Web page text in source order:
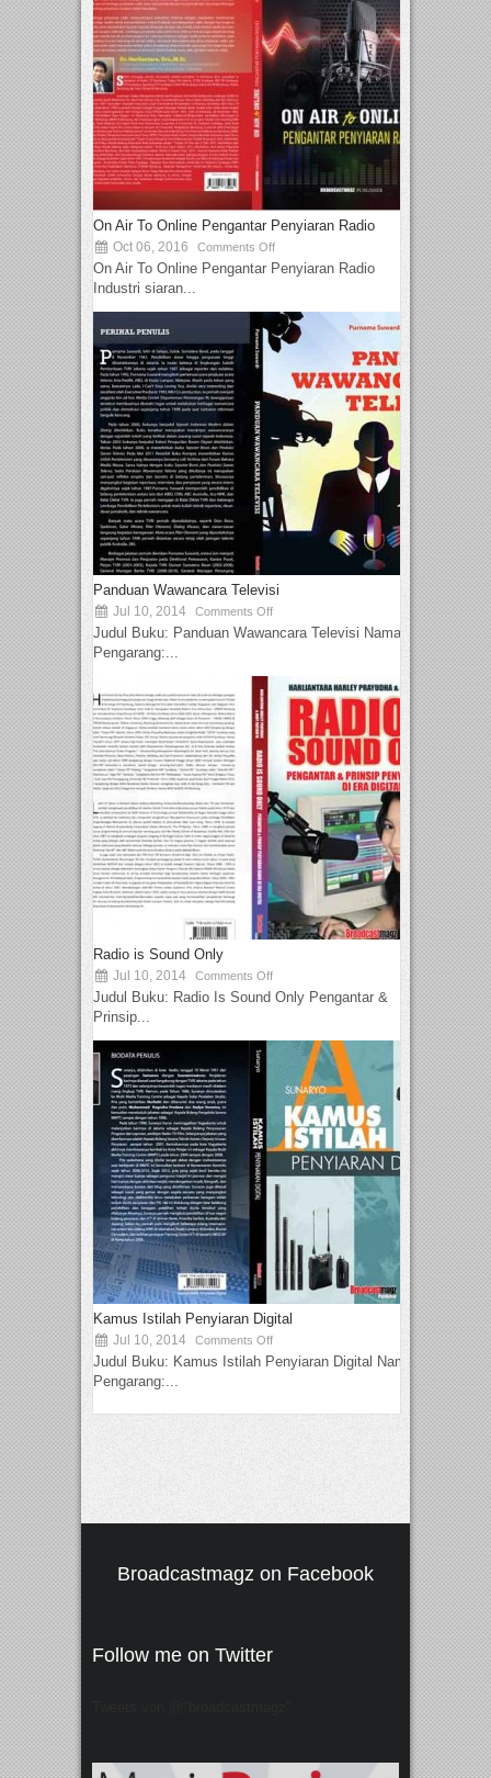
On Air To Online Pengantar Penyiaran Radio
Oct 06, 2016 Comments Off
On Air To Online Pengantar Penyiaran Radio
Industri siaran...
Panduan Wawancara Televisi
Jul 10, 2014 Comments Off
Judul Buku: Panduan Wawancara Televisi Nama
Pengarang:...
Radio is Sound Only
Jul 10, 2014 Comments Off
Judul Buku: Radio Is Sound Only Pengantar &
Prinsip...
Kamus Istilah Penyiaran Digital
Jul 10, 2014 Comments Off
Judul Buku: Kamus Istilah Penyiaran Digital Nama
Pengarang:...
Broadcastmagz on Facebook
Follow me on Twitter